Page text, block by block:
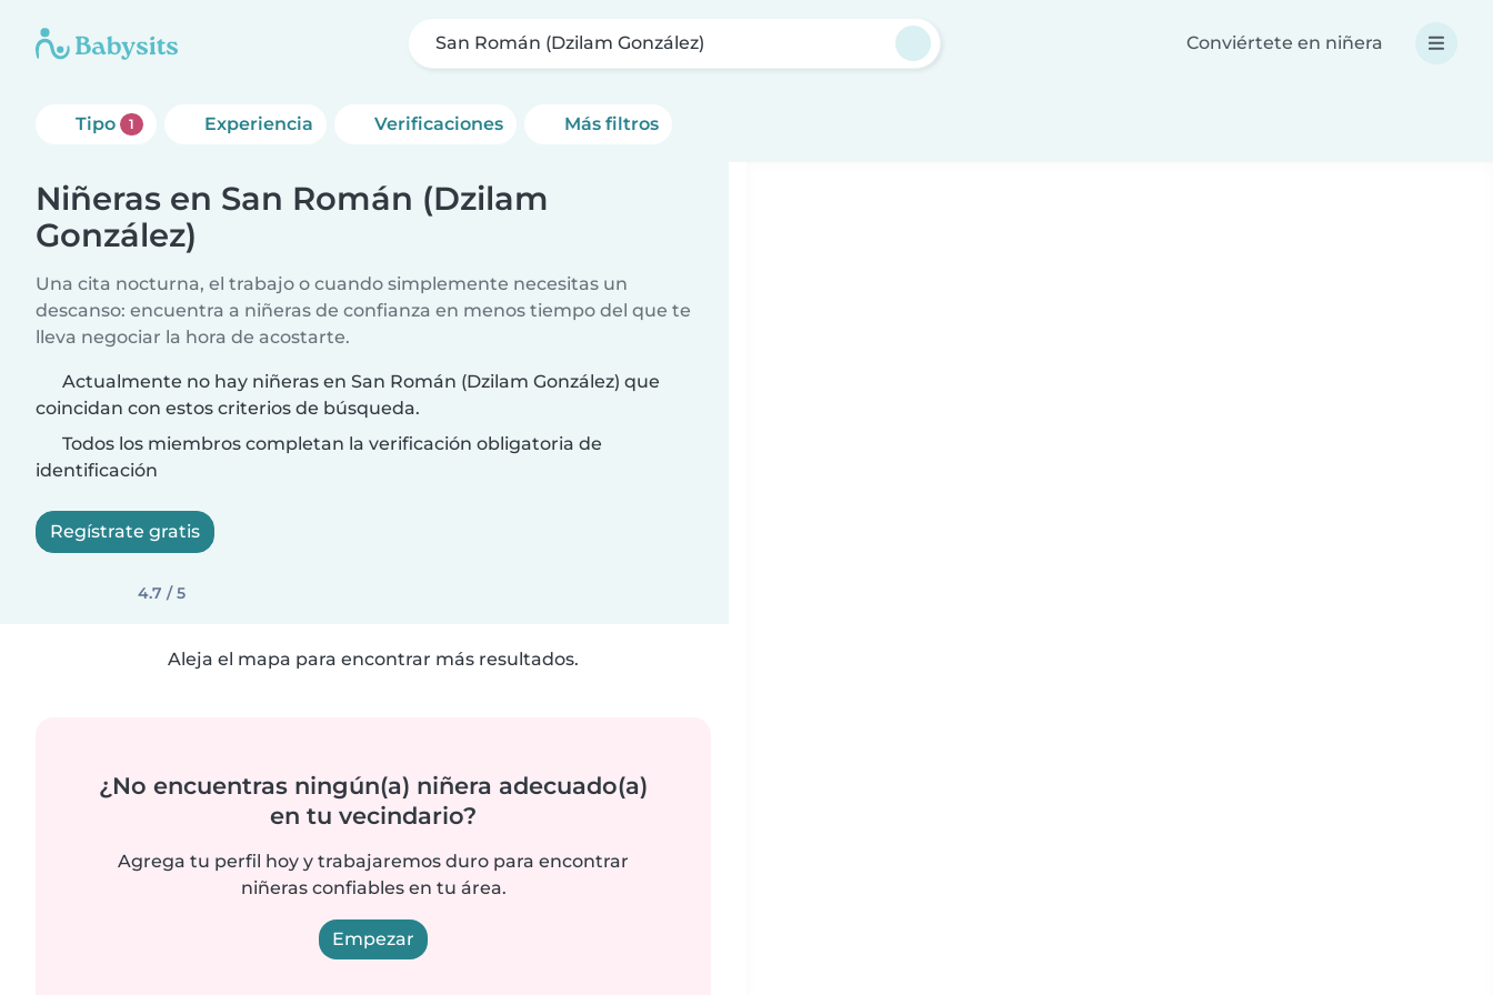
San Román (Dzilam González) Conviértete en niñera
Tipo 1 Experiencia Verificaciones Más filtros
Niñeras en San Román (Dzilam
González)
Una cita nocturna, el trabajo o cuando simplemente necesitas un
descanso: encuentra a niñeras de confianza en menos tiempo del que te
lleva negociar la hora de acostarte.
Actualmente no hay niñeras en San Román (Dzilam González) que
coincidan con estos criterios de búsqueda.
Todos los miembros completan la verificación obligatoria de
identificación
Regístrate gratis
4.7 / 5
Aleja el mapa para encontrar más resultados.
¿No encuentras ningún(a) niñera adecuado(a)
en tu vecindario?
Agrega tu perfil hoy y trabajaremos duro para encontrar
niñeras confiables en tu área.
Empezar